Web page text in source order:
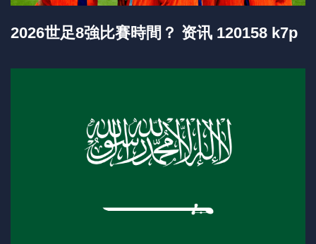
2026世足8強比賽時間？ 资讯 120158 k7p